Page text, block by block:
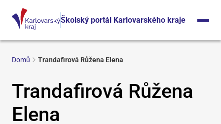
Školský portál Karlovarského kraje
Domů Trandafirová Růžena Elena
Trandafirová Růžena
Elena